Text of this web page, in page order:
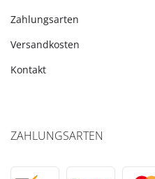
Zahlungsarten
Versandkosten
Kontakt
ZAHLUNGSARTEN